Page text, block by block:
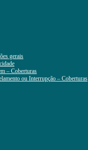
gerais
– Coberturas
ou Interrupção – Coberturas